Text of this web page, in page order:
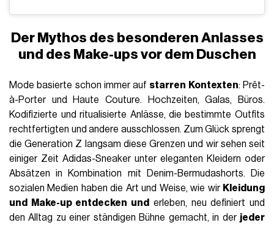
Der Mythos des besonderen Anlasses
und des Make-ups vor dem Duschen
Mode basierte schon immer auf starren Kontexten: Prêt-
à-Porter und Haute Couture. Hochzeiten, Galas, Büros.
Kodifizierte und ritualisierte Anlässe, die bestimmte Outfits
rechtfertigten und andere ausschlossen. Zum Glück sprengt
die Generation Z langsam diese Grenzen und wir sehen seit
einiger Zeit Adidas-Sneaker unter eleganten Kleidern oder
Absätzen in Kombination mit Denim-Bermudashorts. Die
sozialen Medien haben die Art und Weise, wie wir Kleidung
und Make-up entdecken und
erleben, neu definiert und
den Alltag zu einer ständigen Bühne gemacht, in der jeder